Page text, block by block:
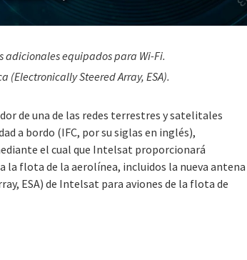
adicionales equipados para Wi-Fi.
Steered Array, ESA).
de una de las redes terrestres y satelitales
a bordo (IFC, por su siglas en inglés),
el cual que Intelsat proporcionará
la flota de la aerolínea, incluidos la nueva antena
ESA) de Intelsat para aviones de la flota de